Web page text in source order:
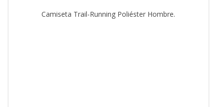
Camiseta Trail-Running Poliéster Hombre.